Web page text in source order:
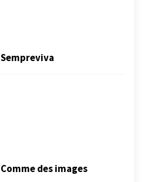
Sempreviva
Comme des images